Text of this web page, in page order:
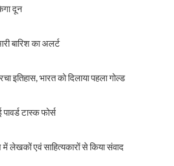
दून
बारिश का अलर्ट
इतिहास, भारत को दिलाया पहला गोल्ड
पावर्ड टास्क फोर्स
एवं साहित्यकारों से किया संवाद